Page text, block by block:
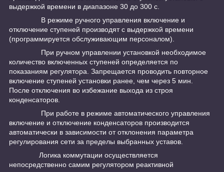
выдержкой времени в диапазоне 30 до 300 с.
В режиме ручного управления включение и
отключение ступеней производят с выдержкой времени
(программируется обслуживающим персоналом).
При ручном управлении установкой необходимое
количество включенных ступеней определяется по
показаниям регулятора. Запрещается проводить повторное
включение ступеней установки ранее, чем через 5 мин.
После отключения во избежание выхода из строя
конденсаторов.
При работе в режиме автоматического управления
включение и отключение конденсаторов производится
автоматически в зависимости от отклонения параметра
регулирования сети за пределы выбранных уставов.
Логика коммутации осуществляется
непосредственно самим регулятором реактивной